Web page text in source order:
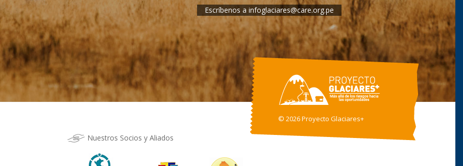
Escríbenos a infoglaciares@care.org.pe
© 2026 Proyecto Glaciares+
Nuestros Socios y Aliados